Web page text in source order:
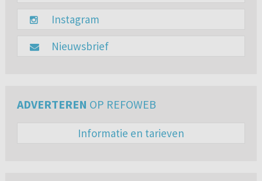
Instagram
Nieuwsbrief
ADVERTEREN OP REFOWEB
Informatie en tarieven